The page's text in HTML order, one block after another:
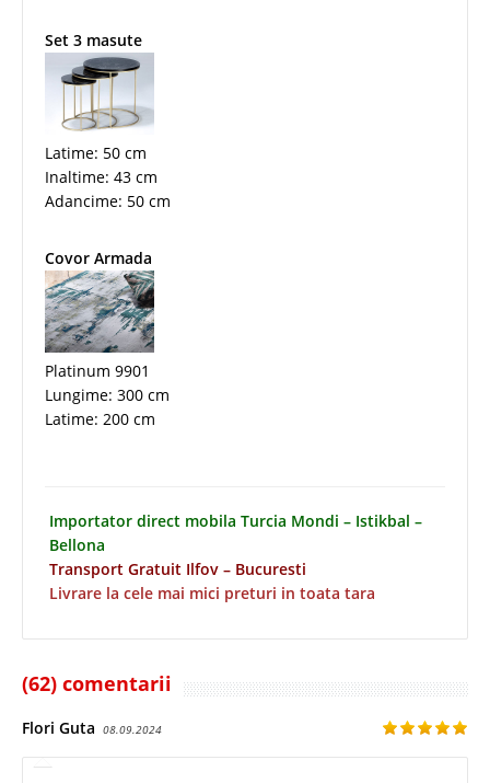
Set 3 masute
Latime: 50 cm
Inaltime: 43 cm
Adancime: 50 cm
Covor Armada
Platinum 9901
Lungime: 300 cm
Latime: 200 cm
Importator direct mobila Turcia Mondi – Istikbal –
Bellona
Transport Gratuit Ilfov – Bucuresti
Livrare la cele mai mici preturi in toata tara
(62) comentarii
Flori Guta 08.09.2024